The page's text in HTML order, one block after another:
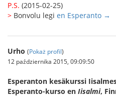
P.S. (2015-02-25)
> Bonvolu legi en Esperanto →
Urho (Pokaż profil)
12 października 2015, 09:09:50
Esperanton kesäkurssi
Esperanto-kurso en Iisalmi,